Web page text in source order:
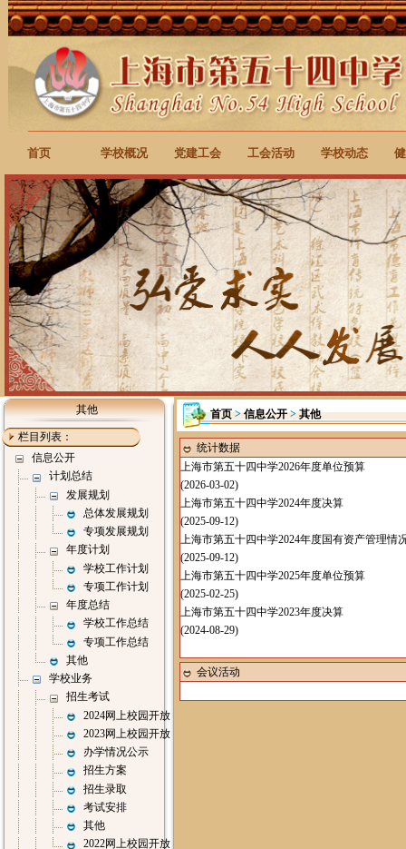
首页 学校概况 党建工会 工会活动 学校动态
其他
栏目列表：
信息公开
计划总结
发展规划
总体发展规划
专项发展规划
年度计划
学校工作计划
专项工作计划
年度总结
学校工作总结
专项工作总结
其他
学校业务
招生考试
2024网上校园开放
2023网上校园开放
办学情况公示
招生方案
招生录取
考试安排
其他
2022网上校园开放
首页>信息公开>其他
统计数据
上海市第五十四中学2026年度单位预算
(2026-03-02)
上海市第五十四中学2024年度决算
(2025-09-12)
上海市第五十四中学2024年度国有资产管理情
(2025-09-12)
上海市第五十四中学2025年度单位预算
(2025-02-25)
上海市第五十四中学2023年度决算
(2024-08-29)
会议活动